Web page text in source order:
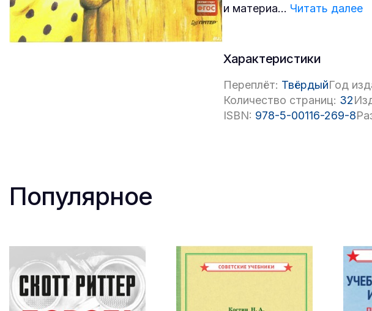
и материа... Читать далее
Характеристики
Переплёт: ТвёрдыйГод
Количество страниц: 32
ISBN: 978-5-00116-269-8
Популярное